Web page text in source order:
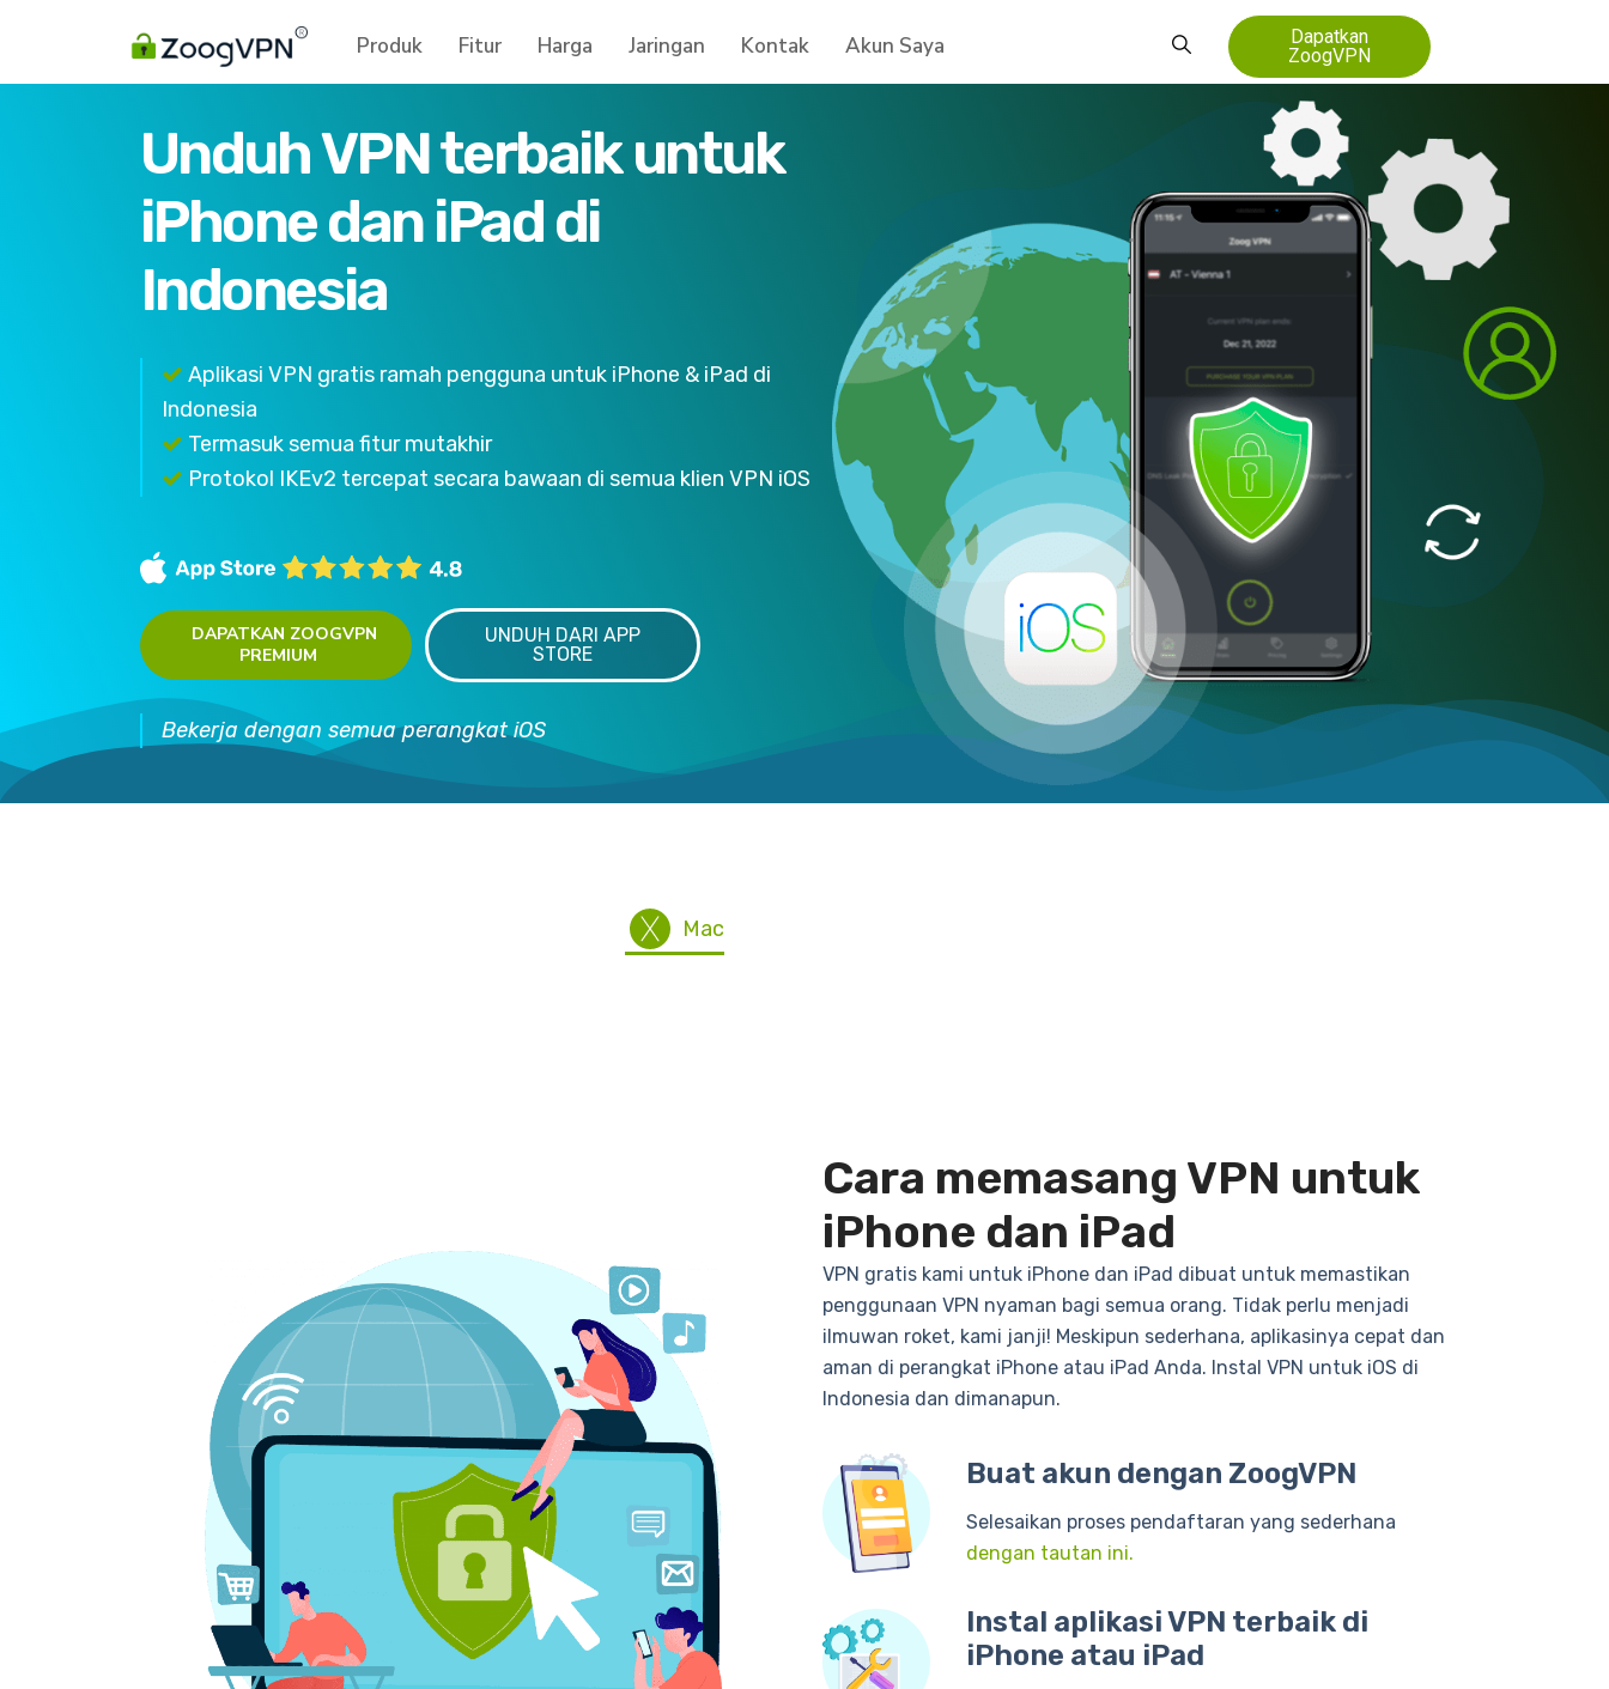
Produk Fitur Harga Jaringan Kontak Akun Saya
Dapatkan
ZoogVPN
Unduh VPN terbaik untuk
iPhone dan iPad di
Indonesia
Aplikasi VPN gratis ramah pengguna untuk iPhone & iPad di
Indonesia
Termasuk semua fitur mutakhir
Protokol IKEv2 tercepat secara bawaan di semua klien VPN iOS
DAPATKAN ZOOGVPN
PREMIUM
UNDUH DARI APP
STORE
Bekerja dengan semua perangkat iOS
Mac
Cara memasang VPN untuk
iPhone dan iPad
VPN gratis kami untuk iPhone dan iPad dibuat untuk memastikan
penggunaan VPN nyaman bagi semua orang. Tidak perlu menjadi
ilmuwan roket, kami janji! Meskipun sederhana, aplikasinya cepat dan
aman di perangkat iPhone atau iPad Anda. Instal VPN untuk iOS di
Indonesia dan dimanapun.
Buat akun dengan ZoogVPN
Selesaikan proses pendaftaran yang sederhana
dengan tautan ini.
Instal aplikasi VPN terbaik di
iPhone atau iPad